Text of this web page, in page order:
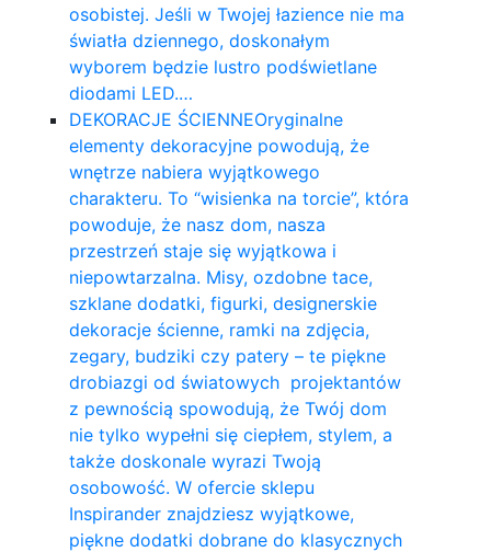
osobistej. Jeśli w Twojej łazience nie ma
światła dziennego, doskonałym
wyborem będzie lustro podświetlane
diodami LED.…
DEKORACJE ŚCIENNEOryginalne
elementy dekoracyjne powodują, że
wnętrze nabiera wyjątkowego
charakteru. To “wisienka na torcie”, która
powoduje, że nasz dom, nasza
przestrzeń staje się wyjątkowa i
niepowtarzalna. Misy, ozdobne tace,
szklane dodatki, figurki, designerskie
dekoracje ścienne, ramki na zdjęcia,
zegary, budziki czy patery – te piękne
drobiazgi od światowych projektantów
z pewnością spowodują, że Twój dom
nie tylko wypełni się ciepłem, stylem, a
także doskonale wyrazi Twoją
osobowość. W ofercie sklepu
Inspirander znajdziesz wyjątkowe,
piękne dodatki dobrane do klasycznych